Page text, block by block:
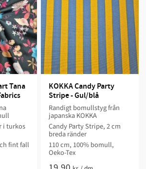
Tana
i turkos
fint fall
KOKKA Candy Party
Stripe - Gul/blå
Randigt bomullstyg från
japanska KOKKA
Candy Party Stripe, 2 cm
breda ränder
110 cm, 100% bomull,
Oeko-Tex